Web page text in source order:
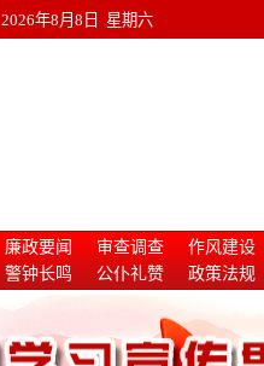
2026年8月8日 星期六
廉政要闻 审查调查
作风建设
警钟长鸣 公仆礼赞
政策法规